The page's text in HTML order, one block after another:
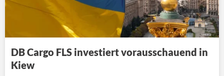
DB Cargo FLS investiert vorausschauend in
Kiew